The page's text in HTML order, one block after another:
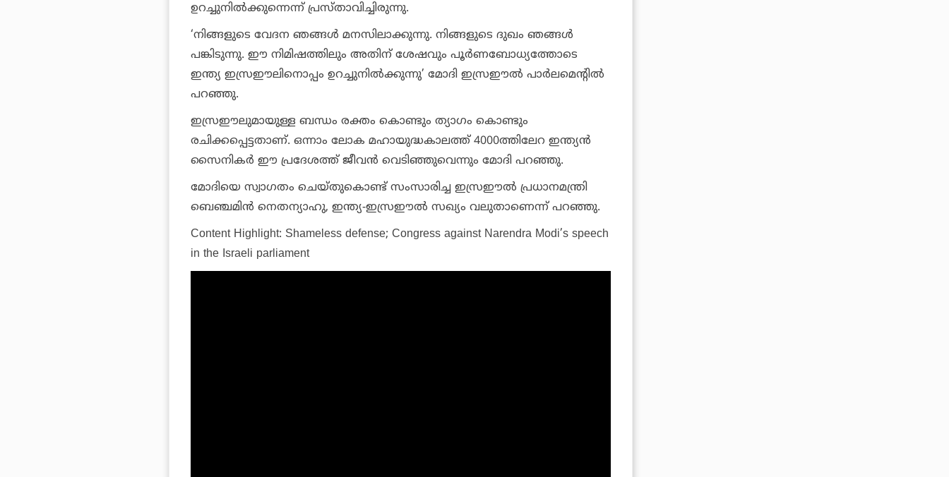
ഉറച്ചുനില്‍ക്കുന്നെന്ന് പ്രസ്താവിച്ചിരുന്നു.
‘നിങ്ങളുടെ വേദന ഞങ്ങള്‍ മനസിലാക്കുന്നു. നിങ്ങളുടെ ദുഖം ഞങ്ങള്‍
പങ്കിടുന്നു. ഈ നിമിഷത്തിലും അതിന് ശേഷവും പൂര്‍ണബോധ്യത്തോടെ
ഇന്ത്യ ഇസ്രഈലിനൊപ്പം ഉറച്ചുനില്‍ക്കുന്നു’ മോദി ഇസ്രഈല്‍ പാര്‍ലമെന്റില്‍
പറഞ്ഞു.
ഇസ്രഈലുമായുള്ള ബന്ധം രക്തം കൊണ്ടും ത്യാഗം കൊണ്ടും
രചിക്കപ്പെട്ടതാണ്. ഒന്നാം ലോക മഹായുദ്ധകാലത്ത് 4000ത്തിലേറ ഇന്ത്യന്‍
സൈനികര്‍ ഈ പ്രദേശത്ത് ജീവന്‍ വെടിഞ്ഞുവെന്നും മോദി പറഞ്ഞു.
മോദിയെ സ്വാഗതം ചെയ്തുകൊണ്ട് സംസാരിച്ച ഇസ്രഈല്‍ പ്രധാനമന്ത്രി
ബെഞ്ചമിന്‍ നെതന്യാഹു, ഇന്ത്യ-ഇസ്രഈല്‍ സഖ്യം വലുതാണെന്ന് പറഞ്ഞു.
Content Highlight: Shameless defense; Congress against Narendra Modi’s speech
in the Israeli parliament